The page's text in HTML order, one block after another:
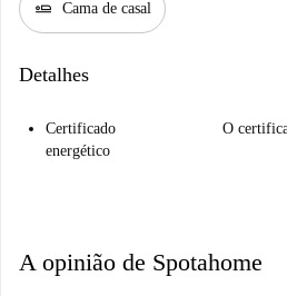
airline_seat_flat Cama de casal
Detalhes
Certificado
energético
O
A opinião de Spotahome